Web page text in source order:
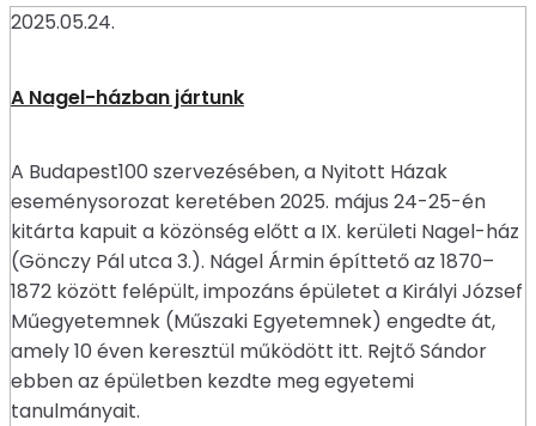
2025.05.24.
A Nagel-házban jártunk
A Budapest100 szervezésében, a Nyitott Házak
eseménysorozat keretében 2025. május 24-25-én
kitárta kapuit a közönség előtt a IX. kerületi Nagel-ház
(Gönczy Pál utca 3.). Nágel Ármin építtető az 1870–
1872 között felépült, impozáns épületet a Királyi József
Műegyetemnek (Műszaki Egyetemnek) engedte át,
amely 10 éven keresztül működött itt. Rejtő Sándor
ebben az épületben kezdte meg egyetemi
tanulmányait.